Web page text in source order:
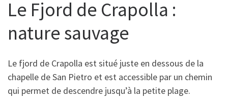
Le Fjord de Crapolla :
nature sauvage
Le fjord de Crapolla est situé juste en dessous de la
chapelle de San Pietro et est accessible par un chemin
qui permet de descendre jusqu’à la petite plage.